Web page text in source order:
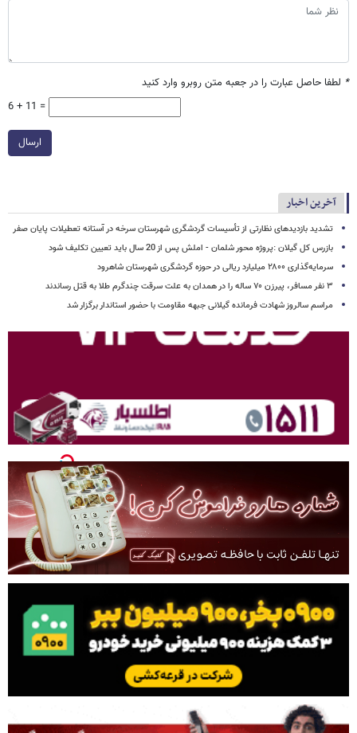
* لطفا حاصل عبارت را در جعبه متن روبرو وارد کنید
6 + 11 =
ارسال
آخرین اخبار
تشدید بازدیدهای نظارتی از تأسیسات گردشگری شهرستان سرخه در آستانه تعطیلات پایان صفر
بازرس کل گیلان :پروژه محور شلمان - املش پس از 20 سال باید تعیین تکلیف شود
سرمایه‌گذاری ۲۸۰۰ میلیارد ریالی در حوزه گردشگری شهرستان شاهرود
۳ نفر مسافر، پیرزن ۷۰ ساله را در همدان به علت سرقت چندگرم طلا به قتل رساندند
مراسم سالروز شهادت فرمانده گیلانی جبهه مقاومت با حضور استاندار برگزار شد